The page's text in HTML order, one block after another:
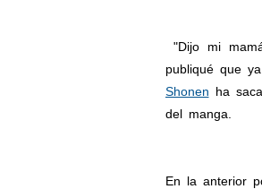
"Dijo mi
publiqué que
Shonen ha
del manga.
En la anterior